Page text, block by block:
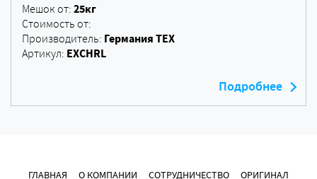
Мешок от: 25кг
Стоимость от:
Производитель: Германия ТЕХ
Артикул: EXCHRL
Подробнее
ГЛАВНАЯ О КОМПАНИИ СОТРУДНИЧЕСТВО ОРИГИНАЛ